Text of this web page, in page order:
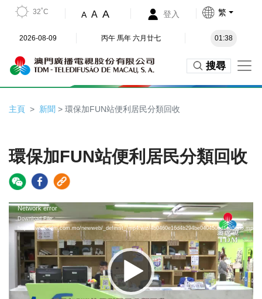
32˚C A A A 登入 繁
2026-08-09 丙午 馬年 六月廿七 01:38
搜尋
主頁 新聞 > 環保加FUN站便利居民分類回收
環保加FUN站便利居民分類回收
Video
Player
Network error
Download File:
https://vod5.tdm.com.mo/newweb/_definist_/mp4:wiz/4b0460e16d4b294be040450bd1eb50d3.mp4/